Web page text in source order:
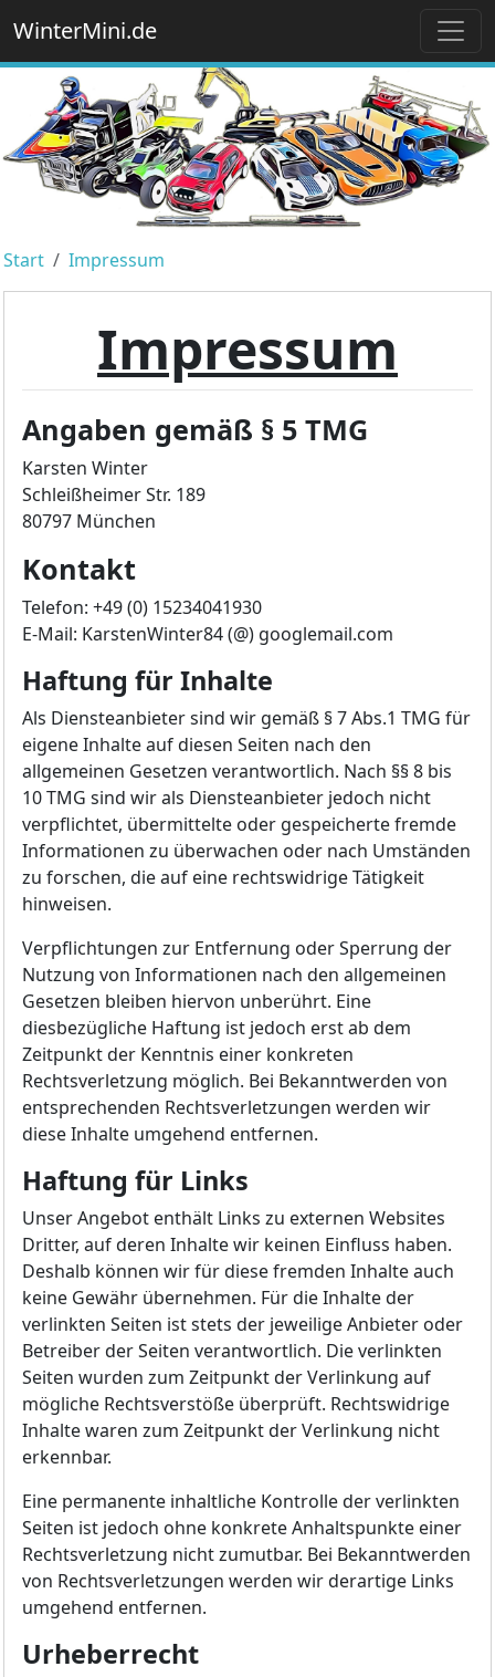
WinterMini.de
Start Impressum
Impressum
Angaben gemäß § 5 TMG
Karsten Winter
Schleißheimer Str. 189
80797 München
Kontakt
Telefon: +49 (0) 15234041930
E-Mail: KarstenWinter84 (@) googlemail.com
Haftung für Inhalte
Als Diensteanbieter sind wir gemäß § 7 Abs.1 TMG für
eigene Inhalte auf diesen Seiten nach den
allgemeinen Gesetzen verantwortlich. Nach §§ 8 bis
10 TMG sind wir als Diensteanbieter jedoch nicht
verpflichtet, übermittelte oder gespeicherte fremde
Informationen zu überwachen oder nach Umständen
zu forschen, die auf eine rechtswidrige Tätigkeit
hinweisen.
Verpflichtungen zur Entfernung oder Sperrung der
Nutzung von Informationen nach den allgemeinen
Gesetzen bleiben hiervon unberührt. Eine
diesbezügliche Haftung ist jedoch erst ab dem
Zeitpunkt der Kenntnis einer konkreten
Rechtsverletzung möglich. Bei Bekanntwerden von
entsprechenden Rechtsverletzungen werden wir
diese Inhalte umgehend entfernen.
Haftung für Links
Unser Angebot enthält Links zu externen Websites
Dritter, auf deren Inhalte wir keinen Einfluss haben.
Deshalb können wir für diese fremden Inhalte auch
keine Gewähr übernehmen. Für die Inhalte der
verlinkten Seiten ist stets der jeweilige Anbieter oder
Betreiber der Seiten verantwortlich. Die verlinkten
Seiten wurden zum Zeitpunkt der Verlinkung auf
mögliche Rechtsverstöße überprüft. Rechtswidrige
Inhalte waren zum Zeitpunkt der Verlinkung nicht
erkennbar.
Eine permanente inhaltliche Kontrolle der verlinkten
Seiten ist jedoch ohne konkrete Anhaltspunkte einer
Rechtsverletzung nicht zumutbar. Bei Bekanntwerden
von Rechtsverletzungen werden wir derartige Links
umgehend entfernen.
Urheberrecht